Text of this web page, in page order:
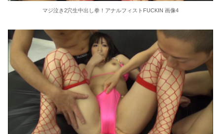
松居一代 画像36枚【ヌード】
素人ＡＶ面接 ~ロリ娘にセクシーランジェリーを着せて生中ハメ~
まんチラの誘惑 ~ダチの母ちゃんと~
アラサー喪女の暴走オーガズム
月刊 古瀬玲
マジ泣き2穴生中出し拳！アナルフィストFUCKIN 画像4